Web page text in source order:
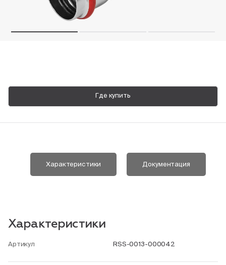
Где купить
Характеристики Документация
Характеристики
Артикул RSS-0013-000042